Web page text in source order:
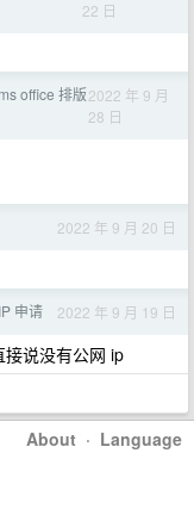
22 日
office 排版2022 年 9 月
28 日
2022 年 9 月 20 日
申请 2022 年 9 月 19 日
说没有公网 ip
About · Language